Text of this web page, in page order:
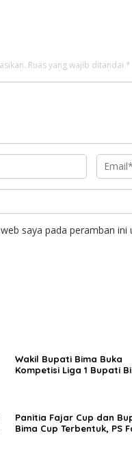
Ruas yang wajib ditandai *
saya pada peramban
Wakil Bupati Bima Buka
Kompetisi Liga 1 Bupati
Panitia Fajar Cup dan
Bima Cup Terbentuk, PS